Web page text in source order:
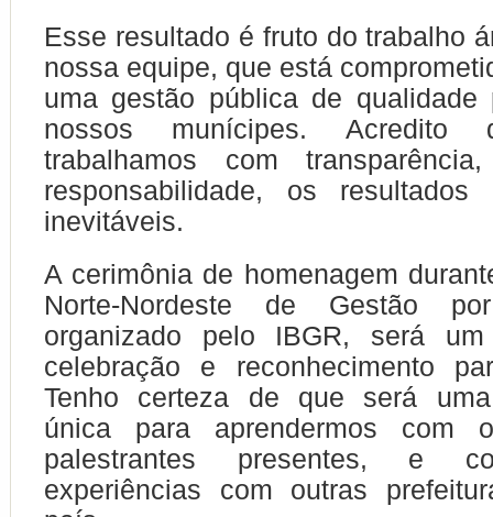
Esse resultado é fruto do trabalho
nossa equipe, que está
uma gestão pública de qualidade
nossos munícipes. Acredito
trabalhamos com
responsabilidade, os resultados
inevitáveis.
A cerimônia de homenagem
Norte-Nordeste de Gestão
organizado pelo IBGR, será
celebração e reconhecimento
Tenho certeza de que será uma
única para aprendermos com
palestrantes presentes, e
experiências com outras